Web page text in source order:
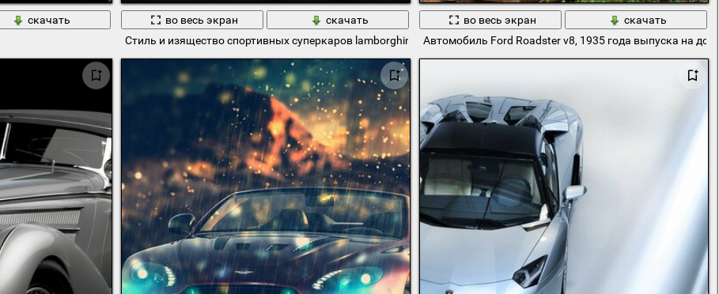
скачать
во весь экран
скачать
Стиль и изящество спортивных суперкаров lamborghini aventador roadster
во весь экран
скачать
Автомобиль Ford Roadster v8, 1935 года выпуска на